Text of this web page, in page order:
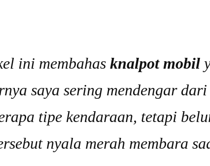
ini membahas knalpot mobil
saya sering mendengar
tipe kendaraan, tetapi
nyala merah membara